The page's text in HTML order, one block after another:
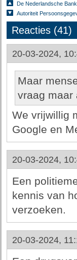
De Nederlandsche
Autoriteit
Reacties (41)
20-03-2024,
Maar
vraag maar
We vrijwillig
Google en
20-03-2024,
Een
kennis van
verzoeken.
20-03-2024,